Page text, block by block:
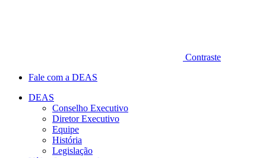
Contraste
Fale com a DEAS
DEAS
Conselho Executivo
Diretor Executivo
Equipe
História
Legislação